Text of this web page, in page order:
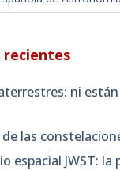
recientes
ni están
de las
espacial JWST: la